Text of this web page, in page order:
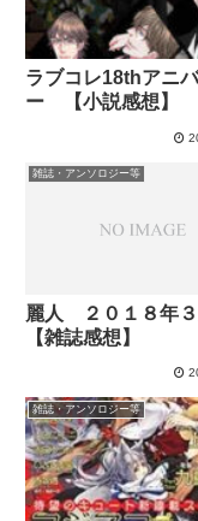
ラブコレ18thアニ
ー 【小説感想】
雑誌・アンソロジー等
麗人 ２０１８年
【雑誌感想】
雑誌・アンソロジー等